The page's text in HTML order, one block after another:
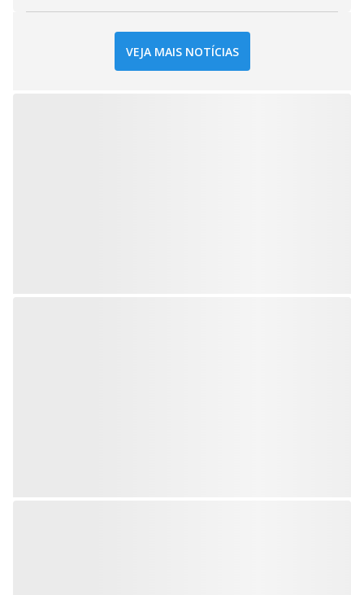
VEJA MAIS NOTÍCIAS